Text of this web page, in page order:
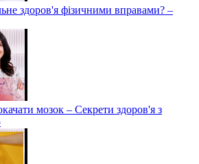
здоров'я фізичними вправами? –
мозок – Секрети здоров'я з